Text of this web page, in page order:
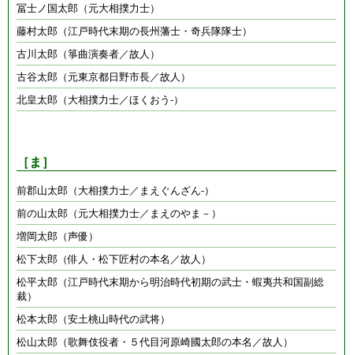
冨士ノ国太郎（元大相撲力士）
藤村太郎（江戸時代末期の長州藩士・奇兵隊隊士）
古川太郎（箏曲演奏者／故人）
古谷太郎（元東京都日野市長／故人）
北皇太郎（大相撲力士／ほくおう-）
［ま］
前郡山太郎（大相撲力士／まえぐんざん-）
前の山太郎（元大相撲力士／まえのやま－）
増岡太郎（声優）
松下太郎（俳人・松下匠村の本名／故人）
松平太郎（江戸時代末期から明治時代初期の武士・蝦夷共和国副総
裁）
松本太郎（安土桃山時代の武将）
松山太郎（歌舞伎役者・５代目河原崎國太郎の本名／故人）